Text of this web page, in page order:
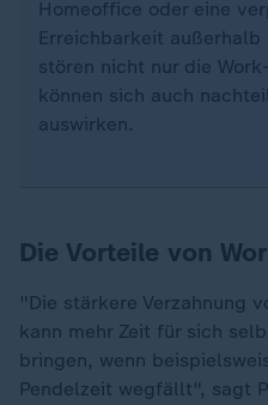
Homeoffice oder eine
Erreichbarkeit
stören nicht nur die
können sich auch
auswirken.
Die Vorteile von
"Die stärkere Verzahnung
kann mehr Zeit für sich
bringen, wenn
Pendelzeit wegfällt", sagt